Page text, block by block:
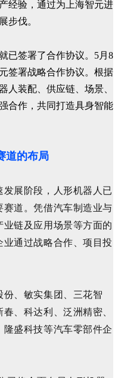
经验，通过为上海智元进
步伐。
已签署了合作协议。5月8
签署战略合作协议。根据
人装配、供应链、场景、
合作，共同打造具身智能
道的布局
展阶段，人形机器人已
道。凭借汽车制造业与
链及应用场景等方面的
通过战略合作、项目投
、 敏实集团、三花智
、科达利、泛洲精密、
隆盛科技等汽车零部件企